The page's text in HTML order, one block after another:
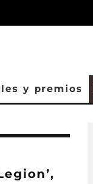
y premios